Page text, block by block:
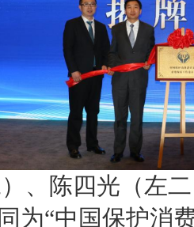
、陈四光（左
为“中国保护消